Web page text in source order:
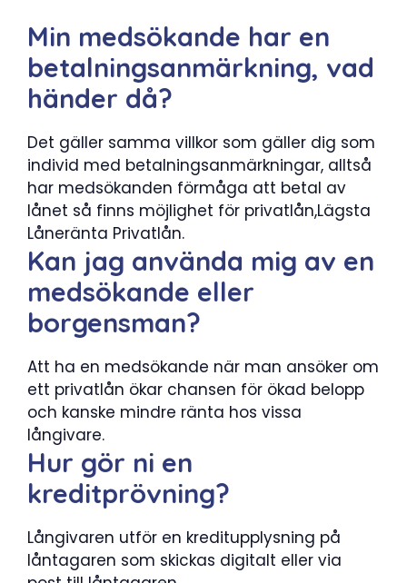
Min medsökande har en
betalningsanmärkning, vad
händer då?
Det gäller samma villkor som gäller dig som
individ med betalningsanmärkningar, alltså
har medsökanden förmåga att betal av
lånet så finns möjlighet för privatlån,Lägsta
Låneränta Privatlån.
Kan jag använda mig av en
medsökande eller
borgensman?
Att ha en medsökande när man ansöker om
ett privatlån ökar chansen för ökad belopp
och kanske mindre ränta hos vissa
långivare.
Hur gör ni en
kreditprövning?
Långivaren utför en kreditupplysning på
låntagaren som skickas digitalt eller via